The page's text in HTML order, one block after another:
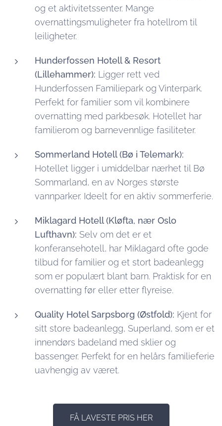
og et aktivitetssenter. Mange
overnattingsmuligheter fra hotellrom til
leiligheter.
Hunderfossen Hotell & Resort
(Lillehammer): Ligger rett ved
Hunderfossen Familiepark og Vinterpark.
Perfekt for familier som vil kombinere
overnatting med parkbesøk. Hotellet har
familierom og barnevennlige fasiliteter.
Sommerland Hotell (Bø i Telemark):
Hotellet ligger i umiddelbar nærhet til Bø
Sommarland, en av Norges største
vannparker. Ideelt for en aktiv sommerferie.
Miklagard Hotell (Kløfta, nær Oslo
Lufthavn): Selv om det er et
konferansehotell, har Miklagard ofte gode
tilbud for familier og et stort badeanlegg
som er populært blant barn. Praktisk for en
overnatting før eller etter flyreise.
Quality Hotel Sarpsborg (Østfold): Kjent for
sitt store badeanlegg, Superland, som er et
innendørs badeland med sklier og
bassenger. Perfekt for en helårs familieferie
uavhengig av været.
FÅ LAVESTE PRIS HER